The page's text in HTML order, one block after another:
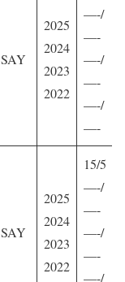
SAY
2025
2024
2023
2022
—-/
—-
—-/
—-
—-/
—-
SAY
2025
2024
2023
2022
15/5
—-/
—-
—-/
—-
—-/